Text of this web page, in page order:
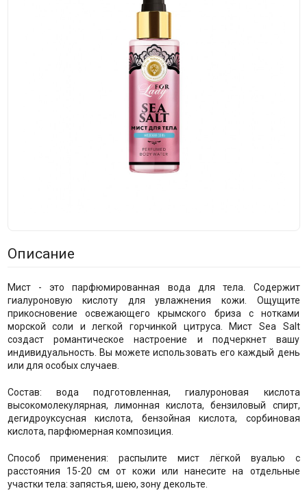
Описание
Мист - это парфюмированная вода для тела. Содержит
гиалуроновую кислоту для увлажнения кожи. Ощущите
прикосновение освежающего крымского бриза с нотками
морской соли и легкой горчинкой цитруса. Мист Sea Salt
создаст романтическое настроение и подчеркнет вашу
индивидуальность. Вы можете использовать его каждый день
или для особых случаев.
Состав: вода подготовленная, гиалуроновая кислота
высокомолекулярная, лимонная кислота, бензиловый спирт,
дегидроуксусная кислота, бензойная кислота, сорбиновая
кислота, парфюмерная композиция.
Способ применения: распылите мист лёгкой вуалью с
расстояния 15-20 см от кожи или нанесите на отдельные
участки тела: запястья, шею, зону декольте.